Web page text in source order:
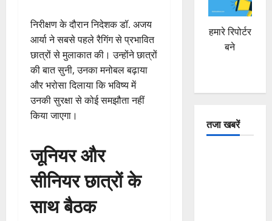
निरीक्षण के दौरान निदेशक डॉ. अजय
आर्या ने सबसे पहले रैगिंग से प्रभावित
छात्रों से मुलाकात की। उन्होंने छात्रों
की बात सुनी, उनका मनोबल बढ़ाया
और भरोसा दिलाया कि भविष्य में
उनकी सुरक्षा से कोई समझौता नहीं
किया जाएगा।
जूनियर और
सीनियर छात्रों के
साथ बैठक
हमारे रिपोर्टर
बने
तजा खबरें